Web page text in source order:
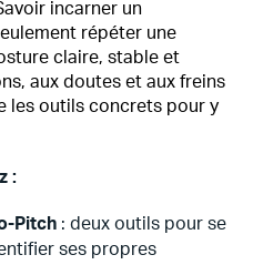
incarner un
répéter une
claire, stable et
aux doutes et aux freins
les outils concrets pour y
:
Pitch : deux outils pour se
ses propres